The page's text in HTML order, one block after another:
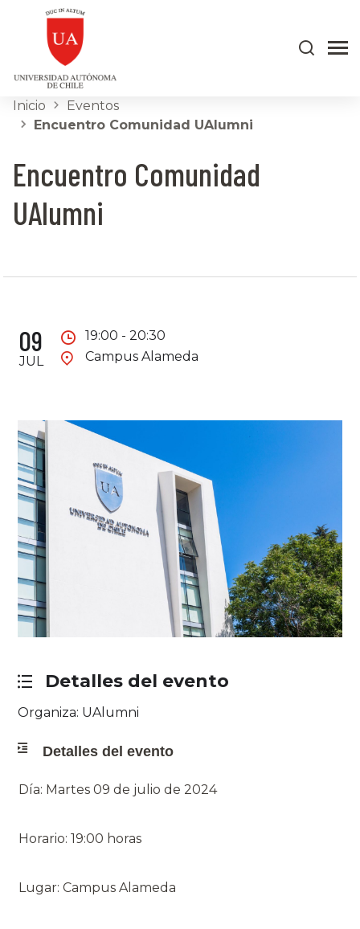
Inicio
Eventos
Encuentro Comunidad UAlumni
Encuentro Comunidad
UAlumni
09
JUL
19:00 - 20:30
Campus Alameda
Detalles del evento
Organiza: UAlumni
Detalles del evento
Día: Martes 09 de julio de 2024
Horario: 19:00 horas
Lugar: Campus Alameda